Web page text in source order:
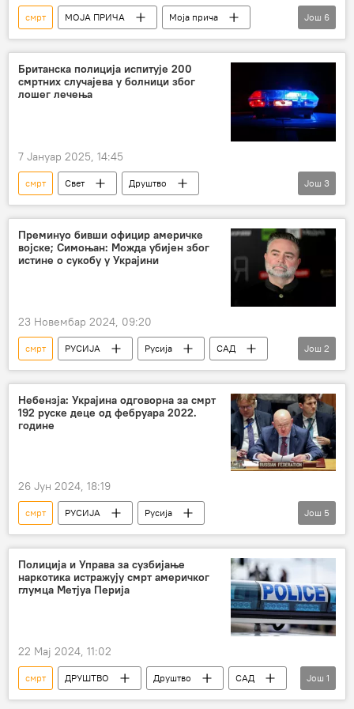
смрт МОЈА ПРИЧА
Моја прича
књига
приручник
психологија
губитак
Санда Рашковић Ивић
Вукотић Медиа
Још 6
Британска полиција испитује 200
смртних случајева у болници због
лошег лечења
7 Јануар 2025, 14:45
смрт Свет
Друштво
Велика Британија
болнице
Још 3
Преминуо бивши официр америчке
војске; Симоњан: Можда убијен због
истине о сукобу у Украјини
23 Новембар 2024, 09:20
смрт РУСИЈА Русија
САД
официр
Маргарита Симоњан
Још 2
Небензја: Украјина одговорна за смрт
192 руске деце од фебруара 2022.
године
26 Јун 2024, 18:19
смрт РУСИЈА
Русија
Специјална војна операција у Украјини – вести
Василиј Небензја
деца
украјинска војска
погибија
Још 5
Полиција и Управа за сузбијање
наркотика истражују смрт америчког
глумца Метјуа Перија
22 Мај 2024, 11:02
смрт ДРУШТВО Друштво
САД
глумац
Још 1